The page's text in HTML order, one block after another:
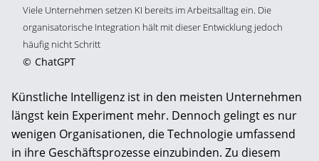
Viele Unternehmen setzen KI bereits im Arbeitsalltag ein. Die
organisatorische Integration hält mit dieser Entwicklung jedoch
häufig nicht Schritt
© ChatGPT
Künstliche Intelligenz ist in den meisten Unternehmen
längst kein Experiment mehr. Dennoch gelingt es nur
wenigen Organisationen, die Technologie umfassend
in ihre Geschäftsprozesse einzubinden. Zu diesem